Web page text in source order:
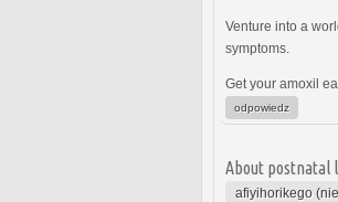
Venture into a
symptoms.
Get your amoxil
odpowiedz
About postnatal
afiyihorikego